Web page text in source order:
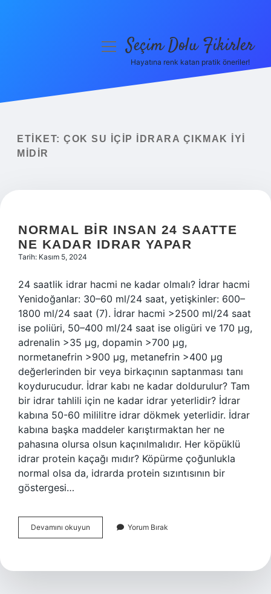
Yasal Uyarı
menüyüSeçim Dolu Fikirler
Hayatına renk katan pratik öneriler!
ETIKET: ÇOK SU IÇIP IDRARA ÇIKMAK IYI
MIDIR
NORMAL BIR INSAN 24 SAATTE
NE KADAR IDRAR YAPAR
Tarih: Kasım 5, 2024
24 saatlik idrar hacmi ne kadar olmalı? İdrar hacmi
Yenidoğanlar: 30–60 ml/24 saat, yetişkinler: 600–
1800 ml/24 saat (7). İdrar hacmi >2500 ml/24 saat
ise poliüri, 50–400 ml/24 saat ise oligüri ve 170 µg,
adrenalin >35 µg, dopamin >700 µg,
normetanefrin >900 µg, metanefrin >400 µg
değerlerinden bir veya birkaçının saptanması tanı
koydurucudur. İdrar kabı ne kadar doldurulur? Tam
bir idrar tahlili için ne kadar idrar yeterlidir? İdrar
kabına 50-60 mililitre idrar dökmek yeterlidir. İdrar
kabına başka maddeler karıştırmaktan her ne
pahasına olursa olsun kaçınılmalıdır. Her köpüklü
idrar protein kaçağı mıdır? Köpürme çoğunlukla
normal olsa da, idrarda protein sızıntısının bir
göstergesi…
Devamını okuyun
Bir
Saatte
Yorum Bırak